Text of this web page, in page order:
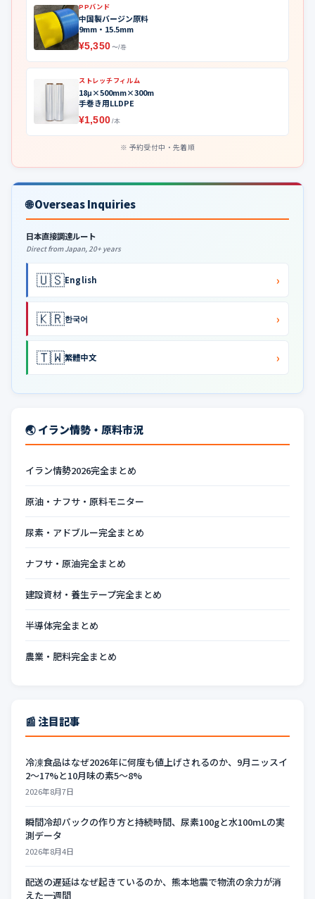
PPバンド
中国製バージン原料
9mm・15.5mm
¥5,350 〜/巻
ストレッチフィルム
18μ×500mm×300m
手巻き用LLDPE
¥1,500 /本
予約受付中・先着順
🌐 Overseas Inquiries
日本直接調達ルート
Direct from Japan, 20+ years
🇺🇸English ›
🇰🇷한국어 ›
🇹🇼繁體中文 ›
🌏 イラン情勢・原料市況
イラン情勢2026完全まとめ
原油・ナフサ・原料モニター
尿素・アドブルー完全まとめ
ナフサ・原油完全まとめ
建設資材・養生テープ完全まとめ
半導体完全まとめ
農業・肥料完全まとめ
📰 注目記事
冷凍食品はなぜ2026年に何度も値上げされるのか、9月ニッスイ
2〜17%と10月味の素5〜8%
2026年8月7日
瞬間冷却パックの作り方と持続時間、尿素100gと水100mLの実
測データ
2026年8月4日
配送の遅延はなぜ起きているのか、熊本地震で物流の余力が消
えた一週間